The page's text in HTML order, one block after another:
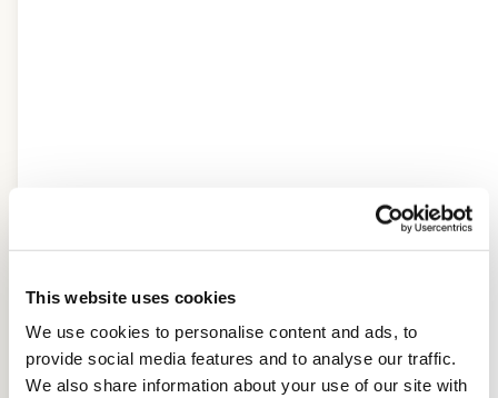
This website uses cookies
We use cookies to personalise content and ads, to
provide social media features and to analyse our traffic.
We also share information about your use of our site with
Características del producto